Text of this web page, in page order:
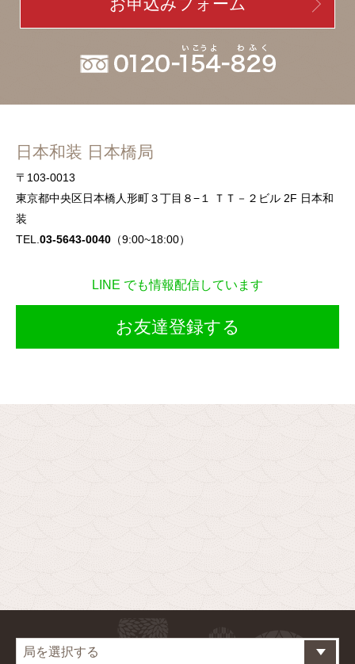
日本和装 日本橋局
〒103-0013
東京都中央区日本橋人形町３丁目８−１ ＴＴ－２ビル 2F 日本和
装
TEL. 03-5643-0040 （9:00~18:00）
LINE でも情報配信しています
お友達登録する